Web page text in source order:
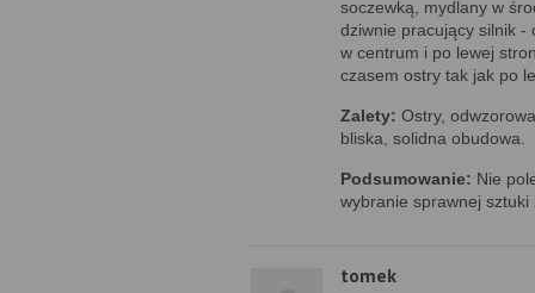
soczewką, mydlany w
dziwnie pracujący silnik -
w centrum i po lewej
czasem ostry tak jak po
Zalety: Ostry,
bliska, solidna obudowa.
Podsumowanie: Nie
wybranie sprawnej sztuki
tomek